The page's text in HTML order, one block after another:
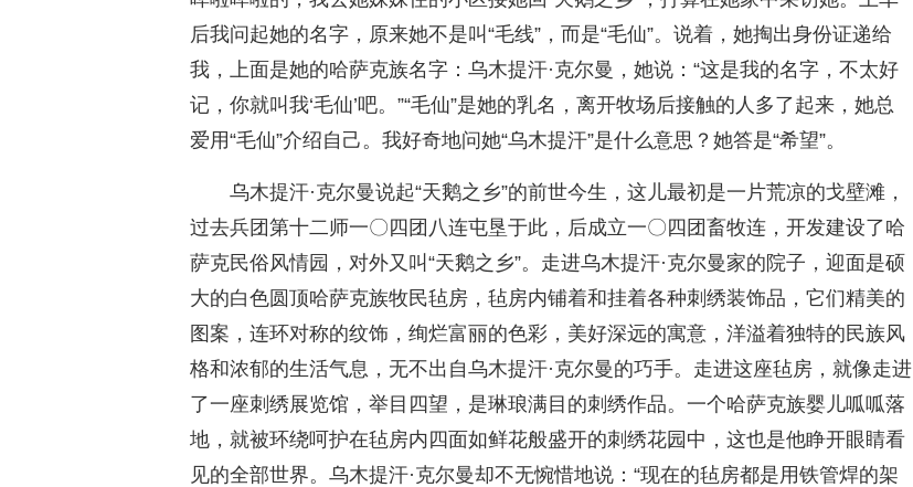
后我问起她的名字，原来她不是叫“毛线”，而是“毛仙”。说着，她掏出身份证递给
我，上面是她的哈萨克族名字：乌木提汗·克尔曼，她说：“这是我的名字，不太好
记，你就叫我‘毛仙’吧。”“毛仙”是她的乳名，离开牧场后接触的人多了起来，她总
爱用“毛仙”介绍自己。我好奇地问她“乌木提汗”是什么意思？她答是“希望”。
乌木提汗·克尔曼说起“天鹅之乡”的前世今生，这儿最初是一片荒凉的戈壁滩，
过去兵团第十二师一〇四团八连屯垦于此，后成立一〇四团畜牧连，开发建设了哈
萨克民俗风情园，对外又叫“天鹅之乡”。走进乌木提汗·克尔曼家的院子，迎面是硕
大的白色圆顶哈萨克族牧民毡房，毡房内铺着和挂着各种刺绣装饰品，它们精美的
图案，连环对称的纹饰，绚烂富丽的色彩，美好深远的寓意，洋溢着独特的民族风
格和浓郁的生活气息，无不出自乌木提汗·克尔曼的巧手。走进这座毡房，就像走进
了一座刺绣展览馆，举目四望，是琳琅满目的刺绣作品。一个哈萨克族婴儿呱呱落
地，就被环绕呵护在毡房内四面如鲜花般盛开的刺绣花园中，这也是他睁开眼睛看
见的全部世界。乌木提汗·克尔曼却不无惋惜地说：“现在的毡房都是用铁管焊的架